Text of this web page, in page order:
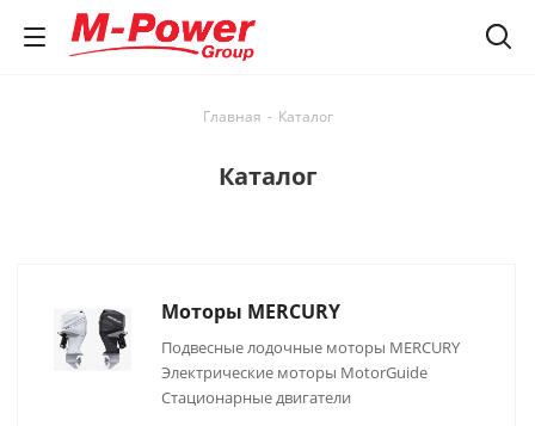
Главная - Каталог
Каталог
Моторы MERCURY
Подвесные лодочные моторы MERCURY
Электрические моторы MotorGuide
Стационарные двигатели